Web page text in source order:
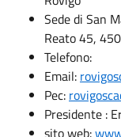
Sede di San
Reato 45,
Telefono:
Email:
Pec:
Presidente :
sito web: